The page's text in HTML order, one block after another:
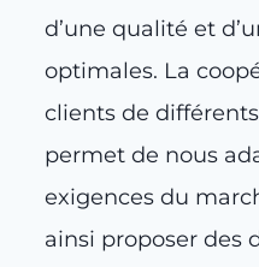
d’une qualité et
optimales. La
clients de
permet de nous
exigences du
ainsi proposer des